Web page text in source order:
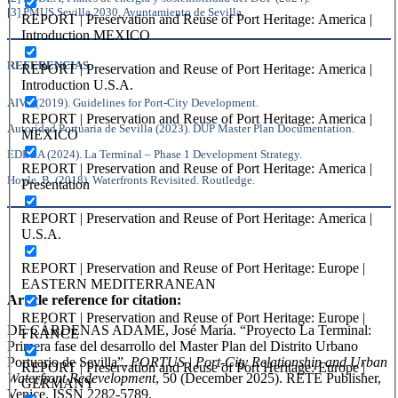
REPORT | Preservation and Reuse of Port Heritage: America |
Introduction MEXICO
REPORT | Preservation and Reuse of Port Heritage: America |
Introduction U.S.A.
REPORT | Preservation and Reuse of Port Heritage: America |
MEXICO
REPORT | Preservation and Reuse of Port Heritage: America |
Presentation
REPORT | Preservation and Reuse of Port Heritage: America |
U.S.A.
REPORT | Preservation and Reuse of Port Heritage: Europe |
EASTERN MEDITERRANEAN
REPORT | Preservation and Reuse of Port Heritage: Europe |
FRANCE
REPORT | Preservation and Reuse of Port Heritage: Europe |
GERMANY
[3] PMUS Sevilla 2030, Ayuntamiento de Sevilla.
REFERENCIAS
AIVP (2019). Guidelines for Port-City Development.
Autoridad Portuaria de Sevilla (2023). DUP Master Plan Documentation.
EDDEA (2024). La Terminal – Phase 1 Development Strategy.
Hoyle, B. (2018). Waterfronts Revisited. Routledge.
Article reference for citation:
DE CÁRDENAS ADAME, José María. “Proyecto La Terminal:
Primera fase del desarrollo del Master Plan del Distrito Urbano
Portuario de Sevilla”.PORTUS | Port-City Relationship and Urban
Waterfront Redevelopment, 50 (December 2025). RETE Publisher,
Venice. ISSN 2282-5789.